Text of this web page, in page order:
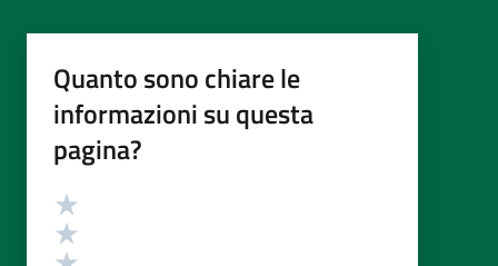
Quanto sono chiare le
informazioni su questa
pagina?
Valutazione